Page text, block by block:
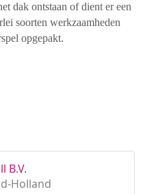
dak ontstaan of dient er een
soorten werkzaamheden
opgepakt.
B.V.
Holland